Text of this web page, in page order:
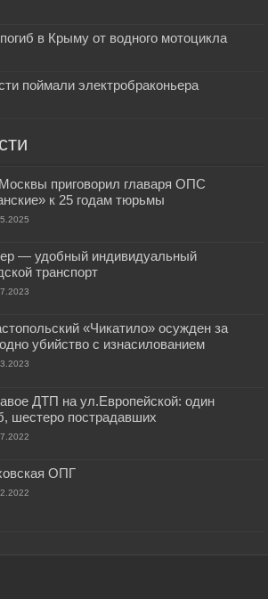
в Крыму от водного мотоцикла
поймали электробраконьера
приговорил главаря ОПС
к 25 годам тюрьмы
— удобный индивидуальный
транспорт
«Чикатило» осужден за
убийство с изнасилованием
ДТП на ул.Европейской: один
шестеро пострадавших
ОПГ